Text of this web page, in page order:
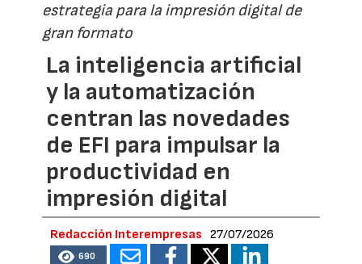
estrategia para la impresión digital de
gran formato
La inteligencia artificial
y la automatización
centran las novedades
de EFI para impulsar la
productividad en
impresión digital
Redacción Interempresas 27/07/2026
690